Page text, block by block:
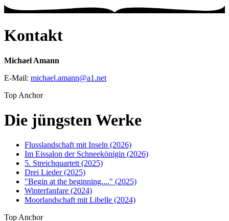
Kontakt
Michael Amann
E-Mail: michael.amann@a1 .net
Top Anchor
Die jüngsten Werke
Flusslandschaft mit Inseln (2026)
Im Eissalon der Schneekönigin (2026)
5. Streichquartett (2025)
Drei Lieder (2025)
"Begin at the beginning...." (2025)
Winterfanfare (2024)
Moorlandschaft mit Libelle (2024)
Top Anchor